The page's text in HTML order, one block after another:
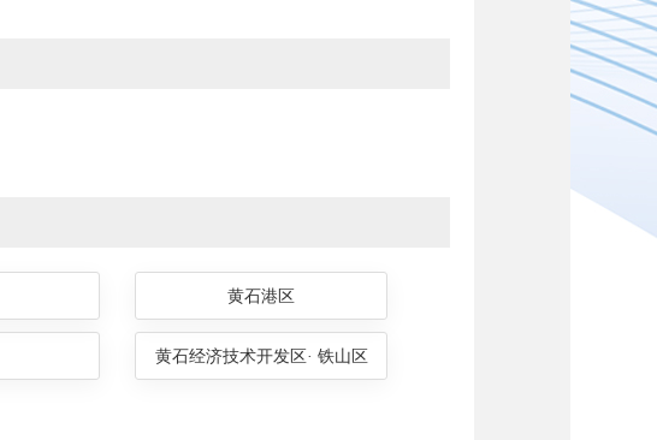
黄石港区
黄石经济技术开发区· 铁山区